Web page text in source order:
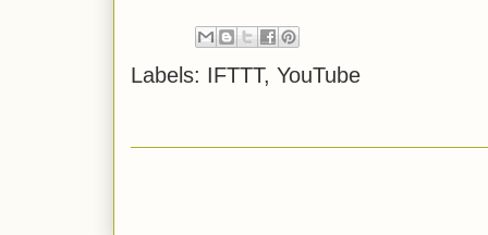
Labels: IFTTT, YouTube